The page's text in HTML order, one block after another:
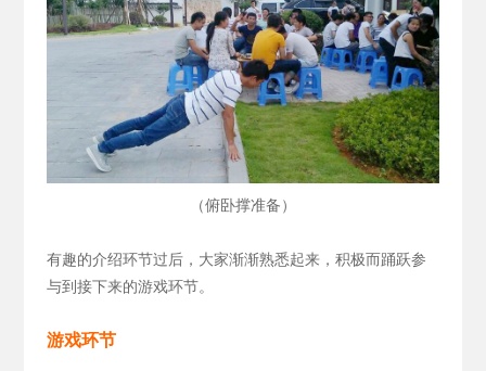
（俯卧撑准备 ）
有趣的介绍环节过后，大家渐渐熟悉起来，积极而踊跃参
与到接下来的游戏环节。
游戏环节